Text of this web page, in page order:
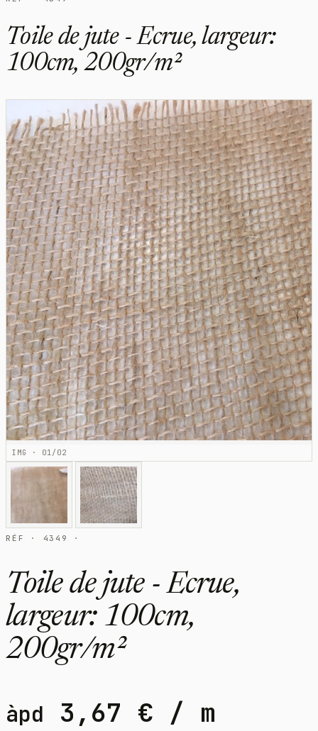
Toile de jute - Ecrue, largeur:
100cm, 200gr/m²
IMG · 01/02
RÉF · 4349 ·
Toile de jute - Ecrue,
largeur: 100cm,
200gr/m²
àpd 3,67 € / m